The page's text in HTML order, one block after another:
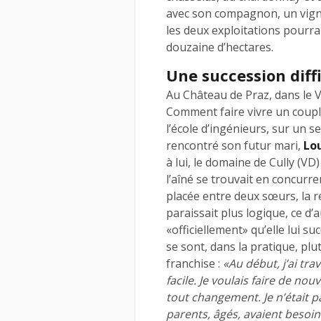
avec son compagnon, un
les deux exploitations
douzaine d’hectares.
Une succession
Au Château de Praz, dans le
Comment faire vivre un
l’école d’ingénieurs, sur un
rencontré son futur mari,
à lui, le domaine de Cully
l’aîné se trouvait en
placée entre deux sœurs, la
paraissait plus logique, ce
«officiellement» qu’elle lui
se sont, dans la pratique,
franchise : «Au début, j’ai
facile. Je voulais faire de
tout changement. Je n’était
parents, âgés, avaient